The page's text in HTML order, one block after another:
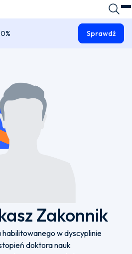
Sprawdź
Zakonnik
w dyscyplinie
doktora nauk